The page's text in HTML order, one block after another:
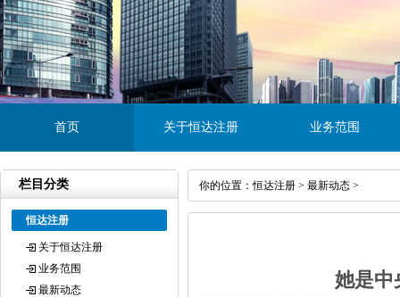
首页 关于恒达注册 业务范围
栏目分类
恒达注册
关于恒达注册
业务范围
最新动态
你的位置：恒达注册 > 最新动态 >
她是中